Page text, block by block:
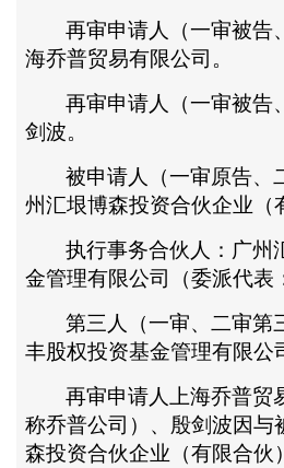
再审申请人（一审被告
海乔普贸易有限公司。
再审申请人（一审被告
剑波。
被申请人（一审原告、
州汇垠博森投资合伙企业（
执行事务合伙人：广州
金管理有限公司（委派代表
第三人（一审、二审第
丰股权投资基金管理有限公
再审申请人上海乔普贸
称乔普公司）、殷剑波因与
森投资合伙企业（有限合伙